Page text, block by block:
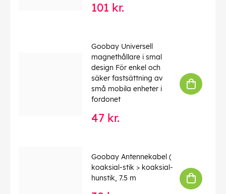
4040849515484101 kr.
Goobay Universell
magnethållare i smal
design För enkel och
säker fastsättning av
små mobila enheter i
fordonet
47 kr.
Goobay Antennekabel (
koaksial-stik > koaksial-
hunstik, 7.5 m